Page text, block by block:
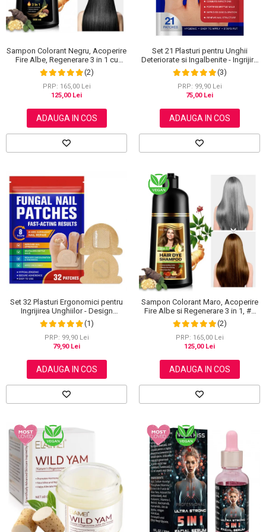
Sampon Colorant Negru, Acoperire
Fire Albe, Regenerare 3 in 1 cu
Ghimbir, 500 ml
(2)
PRP: 165,00 Lei
125,00 Lei
ADAUGA IN COS
Set 21 Plasturi pentru Unghii
Deteriorate si Ingalbenite - Ingrijire
Nocturna si Protectie
(3)
PRP: 99,90 Lei
75,00 Lei
ADAUGA IN COS
Set 32 Plasturi Ergonomici pentru
Ingrijirea Unghiilor - Design
Adaptabil si Protectie Intensa
Nocturna
(1)
PRP: 99,90 Lei
79,90 Lei
ADAUGA IN COS
Sampon Colorant Maro, Acoperire
Fire Albe si Regenerare 3 in 1, #2
Brown, 500 ml
(2)
PRP: 165,00 Lei
125,00 Lei
ADAUGA IN COS